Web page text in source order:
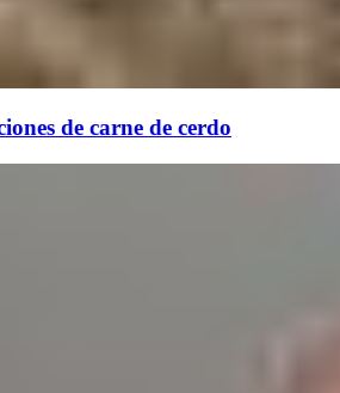
de carne de cerdo